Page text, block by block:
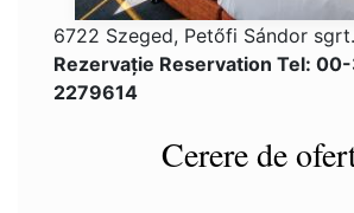
6722 Szeged, Petőfi Sándor sgrt.
Rezervaţie Reservation Tel:
2279614
Cerere de